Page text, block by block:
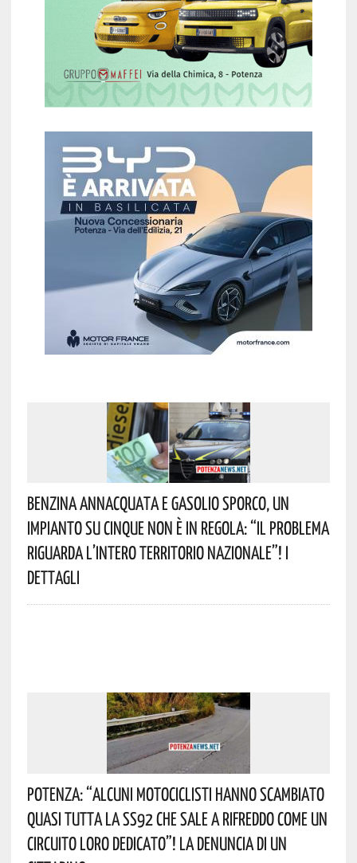
Benzina Annacquata E Gasolio Sporco, Un
Impianto Su Cinque Non È In Regola: “il Problema
Riguarda L’intero Territorio Nazionale”! I
Dettagli
Potenza: “alcuni Motociclisti Hanno Scambiato
Quasi Tutta La SS92 Che Sale A Rifreddo Come Un
Circuito Loro Dedicato”! La Denuncia Di Un